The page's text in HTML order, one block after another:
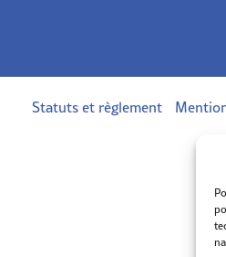
Statuts et règlement